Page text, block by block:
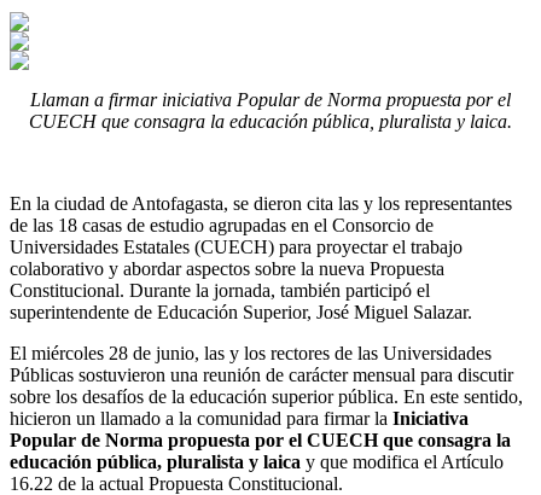
Llaman a firmar iniciativa Popular de Norma propuesta por el
CUECH que consagra la educación pública, pluralista y laica.
En la ciudad de Antofagasta, se dieron cita las y los representantes
de las 18 casas de estudio agrupadas en el Consorcio de
Universidades Estatales (CUECH) para proyectar el trabajo
colaborativo y abordar aspectos sobre la nueva Propuesta
Constitucional. Durante la jornada, también participó el
superintendente de Educación Superior, José Miguel Salazar.
El miércoles 28 de junio, las y los rectores de las Universidades
Públicas sostuvieron una reunión de carácter mensual para discutir
sobre los desafíos de la educación superior pública. En este sentido,
hicieron un llamado a la comunidad para firmar la Iniciativa
Popular de Norma propuesta por el CUECH que consagra la
educación pública, pluralista y laica y que modifica el Artículo
16.22 de la actual Propuesta Constitucional.